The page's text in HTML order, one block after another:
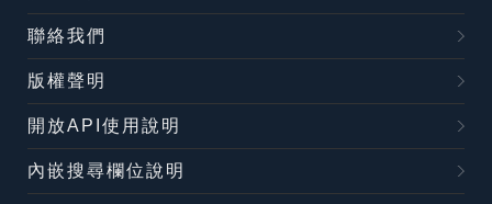
聯絡我們
版權聲明
開放API使用說明
內嵌搜尋欄位說明